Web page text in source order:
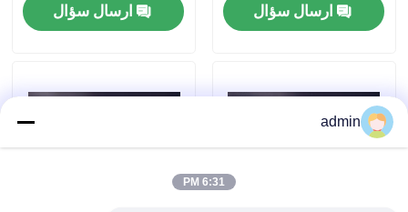
درخواست نقل قول
سنسور SPO2 یکبار مصرف
ارسال سؤال
ارسال سؤال
admin
6:31 PM